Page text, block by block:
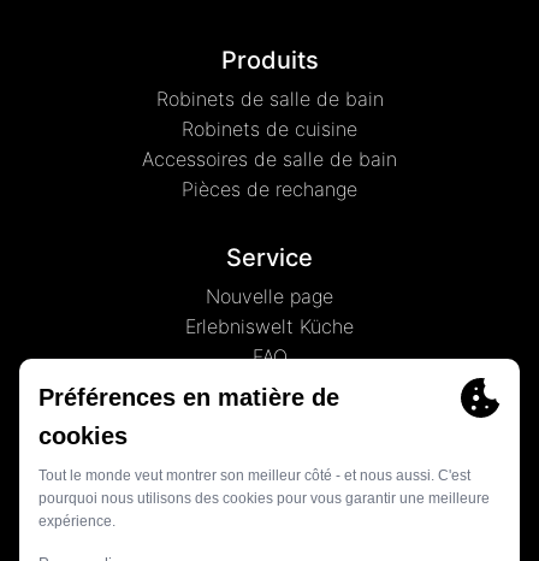
Produits
Robinets de salle de bain
Robinets de cuisine
Accessoires de salle de bain
Pièces de rechange
Service
Nouvelle page
Erlebniswelt Küche
FAQ
Nouveautés
L'histoire